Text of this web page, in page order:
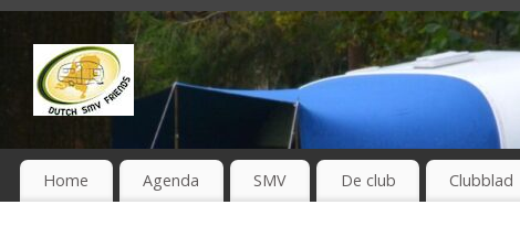
Home Agenda SMV De club Clubblad